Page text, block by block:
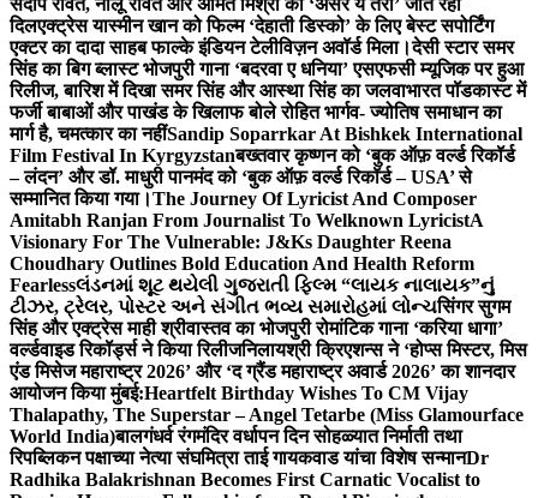
संदीप रावत, नीलू रावत और अमित मिश्रा का ‘असर ये तेरा’ जीत रहा
दिलएक्ट्रेस यास्मीन खान को फिल्म ‘देहाती डिस्को’ के लिए बेस्ट सपोर्टिंग
एक्टर का दादा साहब फाल्के इंडियन टेलीविज़न अवॉर्ड मिला।देसी स्टार समर
सिंह का बिग ब्लास्ट भोजपुरी गाना ‘बदरवा ए धनिया’ एसएफसी म्यूजिक पर हुआ
रिलीज, बारिश में दिखा समर सिंह और आस्था सिंह का जलवाभारत पॉडकास्ट में
फर्जी बाबाओं और पाखंड के खिलाफ बोले रोहित भार्गव- ज्योतिष समाधान का
मार्ग है, चमत्कार का नहींSandip Soparrkar At Bishkek International
Film Festival In Kyrgyzstanबख्तवार कृष्णन को ‘बुक ऑफ़ वर्ल्ड रिकॉर्ड
– लंदन’ और डॉ. माधुरी पानमंद को ‘बुक ऑफ़ वर्ल्ड रिकॉर्ड – USA’ से
सम्मानित किया गया।The Journey Of Lyricist And Composer
Amitabh Ranjan From Journalist To Welknown LyricistA
Visionary For The Vulnerable: J&Ks Daughter Reena
Choudhary Outlines Bold Education And Health Reform
Fearlessલંડનમાં શૂટ થયેલી ગુજરાતી ફિલ્મ “લાયક નાલાયક”નું
ટીઝર, ટ્રેલર, પોસ્ટર અને સંગીત ભવ્ય સમારોહમાં લોન્ચसिंगर सुगम
सिंह और एक्ट्रेस माही श्रीवास्तव का भोजपुरी रोमांटिक गाना ‘करिया धागा’
वर्ल्डवाइड रिकॉर्ड्स ने किया रिलीजनिलायश्री क्रिएशन्स ने ‘होप्स मिस्टर, मिस
एंड मिसेज महाराष्ट्र 2026’ और ‘द ग्रैंड महाराष्ट्र अवार्ड 2026’ का शानदार
आयोजन किया मुंबई:Heartfelt Birthday Wishes To CM Vijay
Thalapathy, The Superstar – Angel Tetarbe (Miss Glamourface
World India)बालगंधर्व रंगमंदिर वर्धापन दिन सोहळ्यात निर्माती तथा
रिपब्लिकन पक्षाच्या नेत्या संघमित्रा ताई गायकवाड यांचा विशेष सन्मानDr
Radhika Balakrishnan Becomes First Carnatic Vocalist to